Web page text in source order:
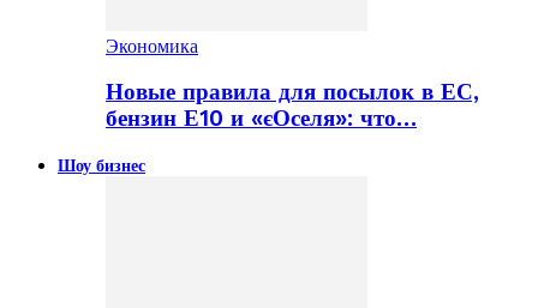
Экономика
Новые правила для посылок в ЕС,
бензин Е10 и «єОселя»: что…
Шоу бизнес